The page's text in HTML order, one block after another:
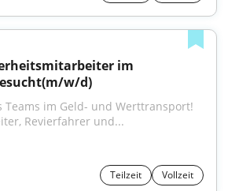
im
w/d)
Teams im Geld- und Werttransport!
Revierfahrer und...
Teilzeit Vollzeit